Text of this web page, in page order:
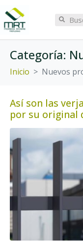
Categoría:
Inicio Nuevos
Así son las
por su original